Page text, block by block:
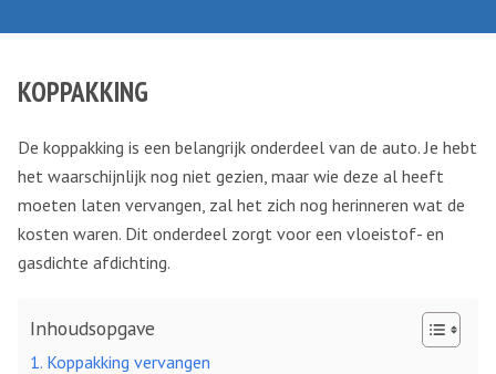
KOPPAKKING
De koppakking is een belangrijk onderdeel van de auto. Je hebt
het waarschijnlijk nog niet gezien, maar wie deze al heeft
moeten laten vervangen, zal het zich nog herinneren wat de
kosten waren. Dit onderdeel zorgt voor een vloeistof- en
gasdichte afdichting.
Inhoudsopgave
Koppakking vervangen